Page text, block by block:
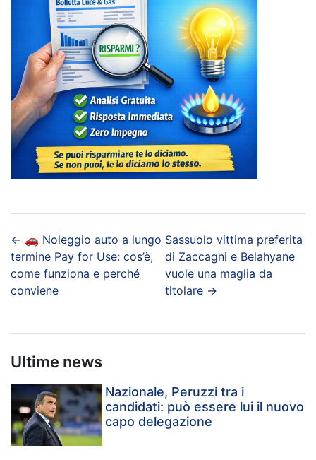
← 🚗 Noleggio auto a lungo
termine Pay for Use: cos’è,
come funziona e perché
conviene
Sassuolo vittima preferita
di Zaccagni e Belahyane
vuole una maglia da
titolare→
Ultime news
Nazionale, Peruzzi tra i
candidati: può essere lui il nuovo
capo delegazione